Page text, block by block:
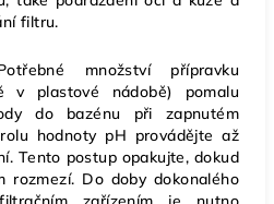
filtru.
množství přípravku
v plastové nádobě) pomalu
do bazénu při zapnutém
hodnoty pH provádějte až
Tento postup opakujte, dokud
rozmezí. Do doby dokonalého